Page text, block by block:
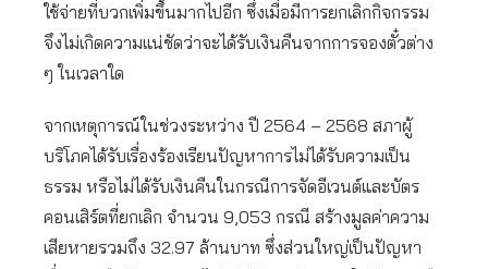
ใช้จ่ายที่บวกเพิ่มขึ้นมากไปอีก ซึ่งเมื่อมีการยกเลิกกิจกรรม
จึงไม่เกิดความแน่ชัดว่าจะได้รับเงินคืนจากการจองตั๋วต่าง
ๆ ในเวลาใด
จากเหตุการณ์ในช่วงระหว่าง ปี 2564 – 2568 สภาผู้
บริโภคได้รับเรื่องร้องเรียนปัญหาการไม่ได้รับความเป็น
ธรรม หรือไม่ได้รับเงินคืนในกรณีการจัดอีเวนต์และบัตร
คอนเสิร์ตที่ยกเลิก จำนวน 9,053 กรณี สร้างมูลค่าความ
เสียหายรวมถึง 32.97 ล้านบาท ซึ่งส่วนใหญ่เป็นปัญหา